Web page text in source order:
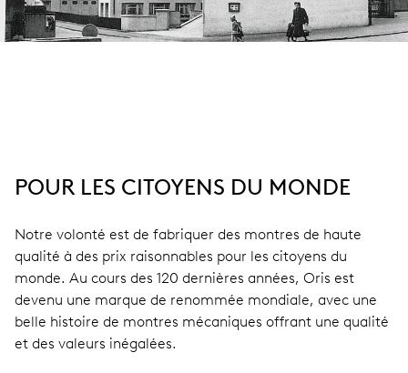
POUR LES CITOYENS DU MONDE
Notre volonté est de fabriquer des montres de haute
qualité à des prix raisonnables pour les citoyens du
monde. Au cours des 120 dernières années, Oris est
devenu une marque de renommée mondiale, avec une
belle histoire de montres mécaniques offrant une qualité
et des valeurs inégalées.